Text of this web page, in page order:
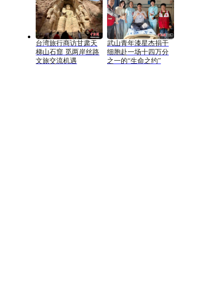
台湾旅行商访甘肃天
梯山石窟 觅两岸丝路
文旅交流机遇
武山青年漆星杰捐干
细胞赴一场十四万分
之一的“生命之约”